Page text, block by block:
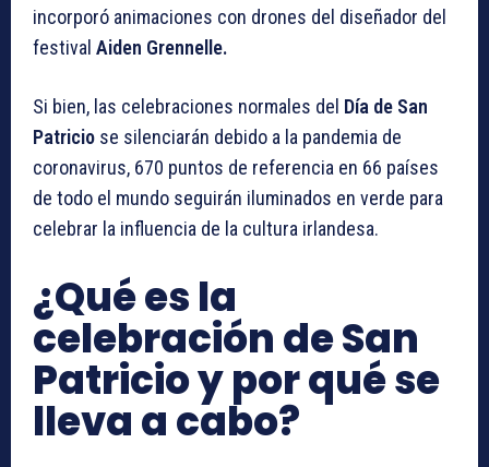
incorporó animaciones con drones del diseñador del
festival Aiden Grennelle.
Si bien, las celebraciones normales del Día de San
Patricio se silenciarán debido a la pandemia de
coronavirus, 670 puntos de referencia en 66 países
de todo el mundo seguirán iluminados en verde para
celebrar la influencia de la cultura irlandesa.
¿Qué es la
celebración de San
Patricio y por qué se
lleva a cabo?